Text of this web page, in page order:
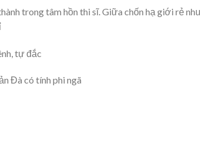
trong tâm hồn thi sĩ. Giữa chốn hạ giới rẻ
tự đắc
Đà có tính phi ngã